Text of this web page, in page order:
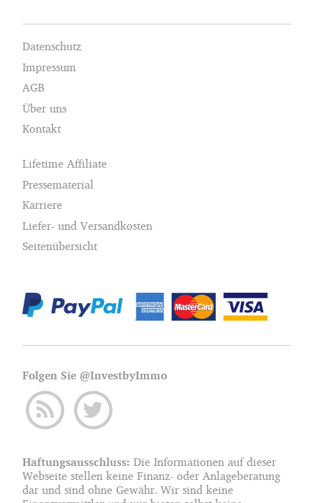
Datenschutz
Impressum
AGB
Über uns
Kontakt
Lifetime Affiliate
Pressematerial
Karriere
Liefer- und Versandkosten
Seitenübersicht
Folgen Sie @InvestbyImmo
Haftungsausschluss: Die Informationen auf dieser
Webseite stellen keine Finanz- oder Anlageberatung
dar und sind ohne Gewähr. Wir sind keine